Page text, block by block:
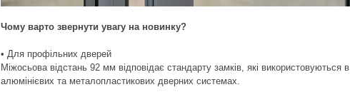
Чому варто звернути увагу на новинку?
• Для профільних дверей
Міжосьова відстань 92 мм відповідає стандарту замків, які використовуються в
алюмінієвих та металопластикових дверних системах.